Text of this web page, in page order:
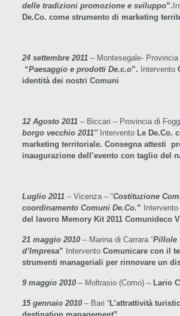
delle tradizioni promozione e sviluppo”.
De.Co. come strumento di marketing
24 settembre 2011– Montesegale-
“Paesaggio e prodotti De.c.o”. Intervento
identità dei nostri Comuni
12 Agosto 2011– Biccari – Provincia di
borgo vecchio 2011″ Intervento Le De.Co.
marketing territoriale. Consegna attesti
inaugurazione dell’evento con taglio del
Luglio 2011– Vicenza – “Costituzione
coordinamento Comuni De.Co.” Intervento
del lavoro Memory Kit 2011 Comunideco
21 maggio 2010– Marina di Carrara “Pillole
d’Impresa” Intervento Comunicare con il
strumenti manageriali per rinnovare un
9 maggio 2010– Moltrasio (Como) – Lario
15 gennaio 2010– Bari “L’attrattività
destination management”